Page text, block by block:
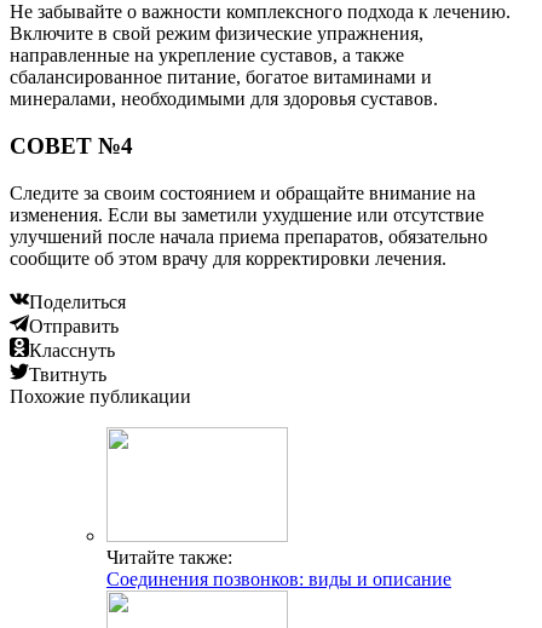
Не забывайте о важности комплексного подхода к лечению.
Включите в свой режим физические упражнения,
направленные на укрепление суставов, а также
сбалансированное питание, богатое витаминами и
минералами, необходимыми для здоровья суставов.
СОВЕТ №4
Следите за своим состоянием и обращайте внимание на
изменения. Если вы заметили ухудшение или отсутствие
улучшений после начала приема препаратов, обязательно
сообщите об этом врачу для корректировки лечения.
Поделиться
Отправить
Класснуть
Твитнуть
Похожие публикации
Читайте также:
Соединения позвонков: виды и описание